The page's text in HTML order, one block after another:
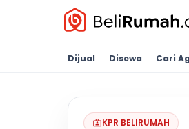
Dijual Disewa Cari
KPR BELIRUMAH